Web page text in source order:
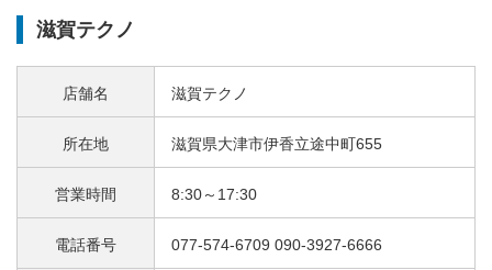
滋賀テクノ
店舗名 滋賀テクノ
所在地 滋賀県大津市伊香立途中町655
営業時間 8:30～17:30
電話番号 077-574-6709 090-3927-6666